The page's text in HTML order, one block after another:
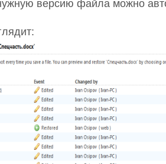
версию файла можно